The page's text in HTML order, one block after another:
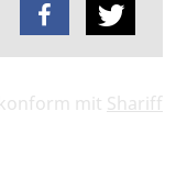
mit Shariff